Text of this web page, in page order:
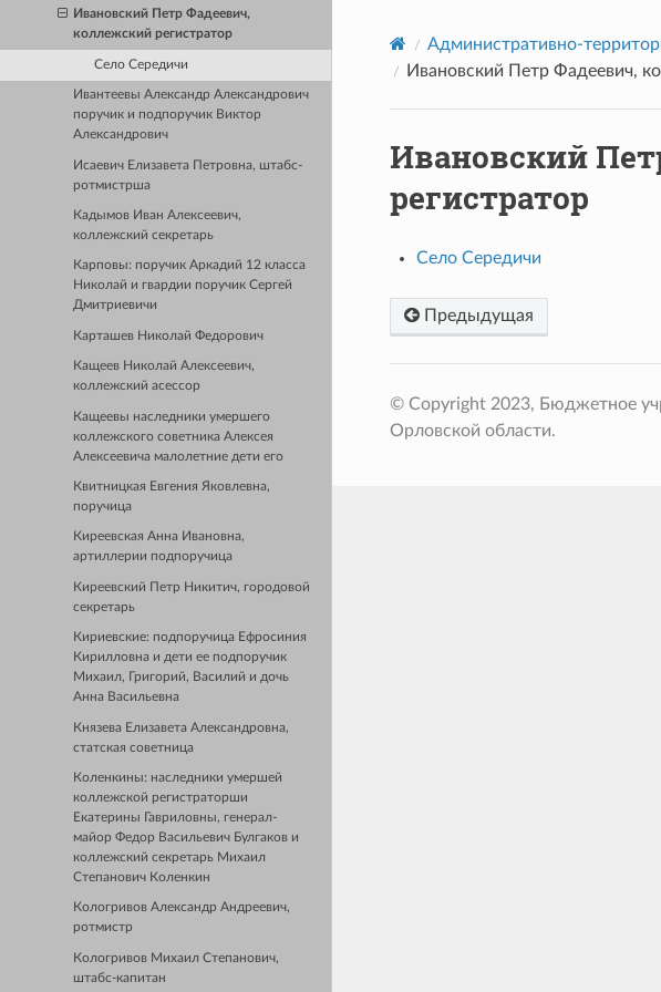
Ивановский Петр Фадеевич,
коллежский регистратор
Село Середичи
Ивантеевы Александр Александрович
поручик и подпоручик Виктор
Александрович
Исаевич Елизавета Петровна, штабс-
ротмистрша
Кадымов Иван Алексеевич,
коллежский секретарь
Карповы: поручик Аркадий 12 класса
Николай и гвардии поручик Сергей
Дмитриевичи
Карташев Николай Федорович
Кащеев Николай Алексеевич,
коллежский асессор
Кащеевы наследники умершего
коллежского советника Алексея
Алексеевича малолетние дети его
Квитницкая Евгения Яковлевна,
поручица
Киреевская Анна Ивановна,
артиллерии подпоручица
Киреевский Петр Никитич, городовой
секретарь
Кириевские: подпоручица Ефросиния
Кирилловна и дети ее подпоручик
Михаил, Григорий, Василий и дочь
Анна Васильевна
Князева Елизавета Александровна,
статская советница
Коленкины: наследники умершей
коллежской регистраторши
Екатерины Гавриловны, генерал-
майор Федор Васильевич Булгаков и
коллежский секретарь Михаил
Степанович Коленкин
Кологривов Александр Андреевич,
ротмистр
Кологривов Михаил Степанович,
штабс-капитан
Административно-
Ивановский Петр Фадеевич,
Ивановский
регистратор
Село Середичи
Предыдущая
© Copyright 2023, Бюджетное
Орловской области.